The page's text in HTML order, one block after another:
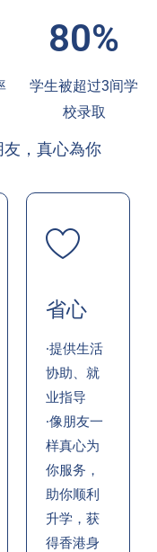
80%
学生被超过3间学
校录取
，真心為你
省心
·提供生活
协助、就
业指导
·像朋友一
样真心为
你服务，
助你顺利
升学，获
得香港身